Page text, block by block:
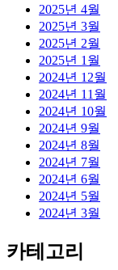
2025년 4월
2025년 3월
2025년 2월
2025년 1월
2024년 12월
2024년 11월
2024년 10월
2024년 9월
2024년 8월
2024년 7월
2024년 6월
2024년 5월
2024년 3월
카테고리